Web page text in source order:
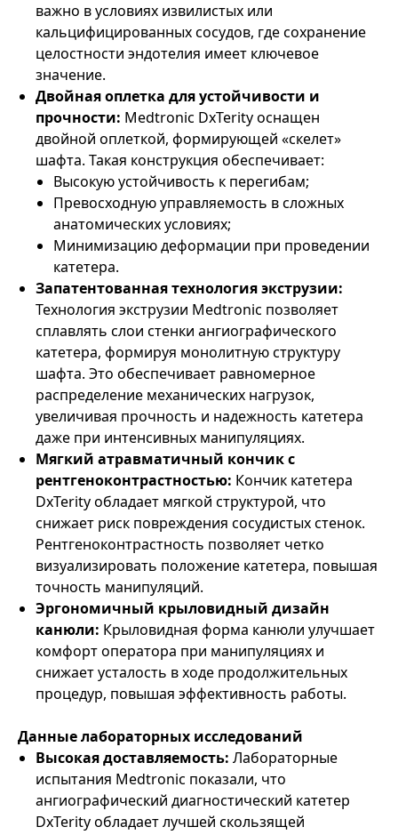
важно в условиях извилистых или
кальцифицированных сосудов, где сохранение
целостности эндотелия имеет ключевое
значение.
Двойная оплетка для устойчивости и
прочности: Medtronic DxTerity оснащен
двойной оплеткой, формирующей «скелет»
шафта. Такая конструкция обеспечивает:
Высокую устойчивость к перегибам;
Превосходную управляемость в сложных
анатомических условиях;
Минимизацию деформации при проведении
катетера.
Запатентованная технология экструзии:
Технология экструзии Medtronic позволяет
сплавлять слои стенки ангиографического
катетера, формируя монолитную структуру
шафта. Это обеспечивает равномерное
распределение механических нагрузок,
увеличивая прочность и надежность катетера
даже при интенсивных манипуляциях.
Мягкий атравматичный кончик с
рентгеноконтрастностью: Кончик катетера
DxTerity обладает мягкой структурой, что
снижает риск повреждения сосудистых стенок.
Рентгеноконтрастность позволяет четко
визуализировать положение катетера, повышая
точность манипуляций.
Эргономичный крыловидный дизайн
канюли: Крыловидная форма канюли улучшает
комфорт оператора при манипуляциях и
снижает усталость в ходе продолжительных
процедур, повышая эффективность работы.
Данные лабораторных исследований
Высокая доставляемость: Лабораторные
испытания Medtronic показали, что
ангиографический диагностический катетер
DxTerity обладает лучшей скользящей